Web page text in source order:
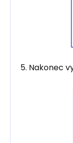
5. Nakonec